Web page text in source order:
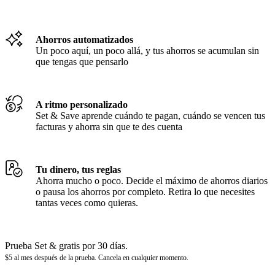
Ahorros automatizados
Un poco aquí, un poco allá, y tus ahorros se acumulan sin
que tengas que pensarlo
A ritmo personalizado
Set & Save aprende cuándo te pagan, cuándo se vencen tus
facturas y ahorra sin que te des cuenta
Tu dinero, tus reglas
Ahorra mucho o poco. Decide el máximo de ahorros diarios
o pausa los ahorros por completo. Retira lo que necesites
tantas veces como quieras.
Prueba Set & gratis por 30 días.
$5 al mes después de la prueba. Cancela en cualquier momento.